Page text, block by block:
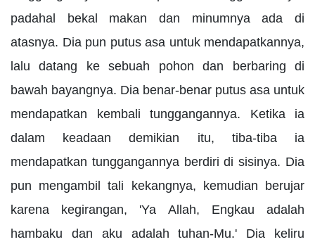
padahal bekal makan dan minumnya ada di
atasnya. Dia pun putus asa untuk mendapatkannya,
lalu datang ke sebuah pohon dan berbaring di
bawah bayangnya. Dia benar-benar putus asa untuk
mendapatkan kembali tunggangannya. Ketika ia
dalam keadaan demikian itu, tiba-tiba ia
mendapatkan tunggangannya berdiri di sisinya. Dia
pun mengambil tali kekangnya, kemudian berujar
karena kegirangan, 'Ya Allah, Engkau adalah
hambaku dan aku adalah tuhan-Mu.' Dia keliru